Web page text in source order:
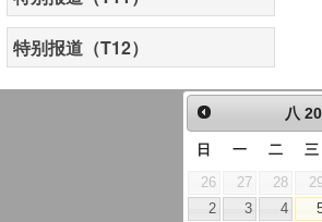
特别报道（T12）
八
日 一 二 三
26 27 28
2
3 4